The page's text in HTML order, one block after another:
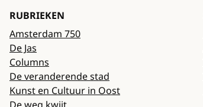
RUBRIEKEN
Amsterdam 750
De Jas
Columns
De veranderende stad
Kunst en Cultuur in Oost